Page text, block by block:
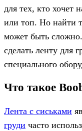
для тех, кто хочет
или топ. Но найти
может быть
сделать ленту для
специального
Что такое
Лента с сиськами
груди часто